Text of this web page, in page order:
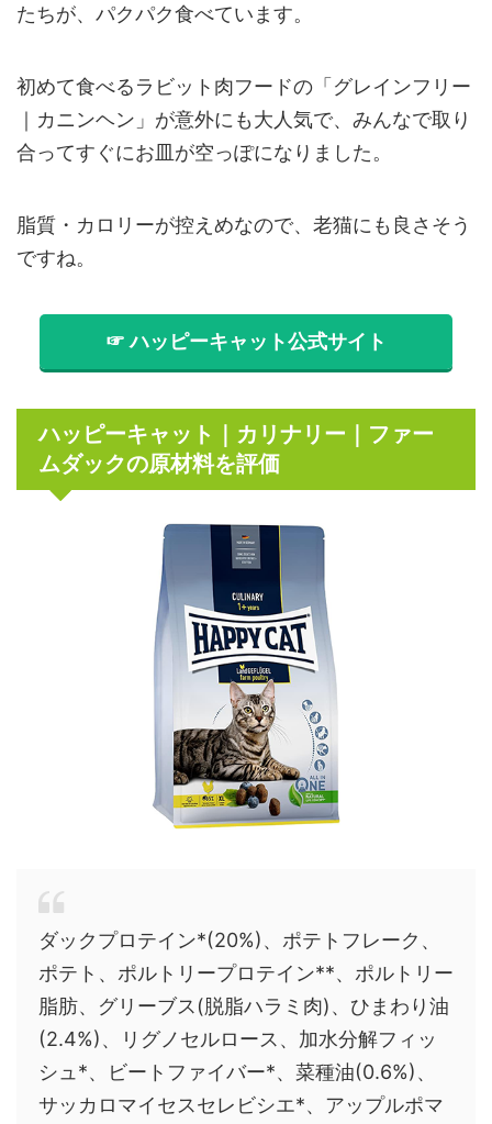
たちが、パクパク食べています。
初めて食べるラビット肉フードの「グレインフリー
｜カニンヘン」が意外にも大人気で、みんなで取り
合ってすぐにお皿が空っぽになりました。
脂質・カロリーが控えめなので、老猫にも良さそう
ですね。
☞ ハッピーキャット公式サイト
ハッピーキャット｜カリナリー｜ファー
ムダックの原材料を評価
ダックプロテイン*(20%)、ポテトフレーク、
ポテト、ポルトリープロテイン**、ポルトリー
脂肪、グリーブス(脱脂ハラミ肉)、ひまわり油
(2.4%)、リグノセルロース、加水分解フィッ
シュ*、ビートファイバー*、菜種油(0.6%)、
サッカロマイセスセレビシエ*、アップルポマ